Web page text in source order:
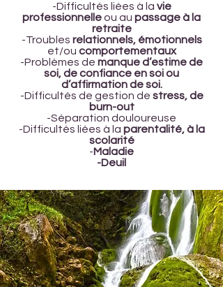
-Difficultés liées à la vie
professionnelleou au passage à la
retraite
-Troubles relationnels, émotionnels
et/ou comportementaux
-Problèmes de manque d’estime de
soi, de confiance en soi ou
d’affirmation de soi.
-Difficultés de gestion de stress, de
burn-out
-Séparation douloureuse
-Difficultés liées à la parentalité, à la
scolarité
-Maladie
-Deuil